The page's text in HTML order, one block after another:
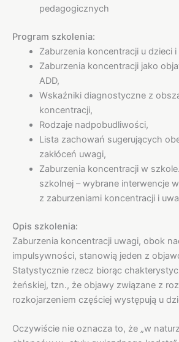
pedagogicznych
Program szkolenia:
Zaburzenia koncentracji u dzieci i
Zaburzenia koncentracji jako
ADD,
Wskaźniki diagnostyczne z
koncentracji,
Rodzaje nadpobudliwości,
Lista zachowań sugerujących
zakłóceń uwagi,
Zaburzenia koncentracji w
szkolnej – wybrane interwencje
z zaburzeniami koncentracji i
Opis szkolenia:
Zaburzenia koncentracji uwagi, obok
impulsywności, stanowią jeden z
Statystycznie rzecz biorąc
żeńskiej, tzn., że objawy związane z
rozkojarzeniem częściej występują u
Oczywiście nie oznacza to, że „w